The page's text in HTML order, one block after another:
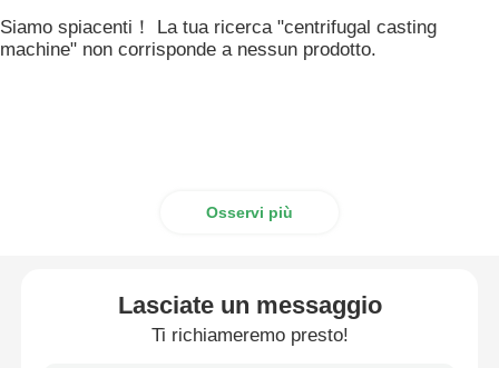
Siamo spiacenti！ La tua ricerca "centrifugal casting
machine" non corrisponde a nessun prodotto.
Osservi più
Lasciate un messaggio
Ti richiameremo presto!